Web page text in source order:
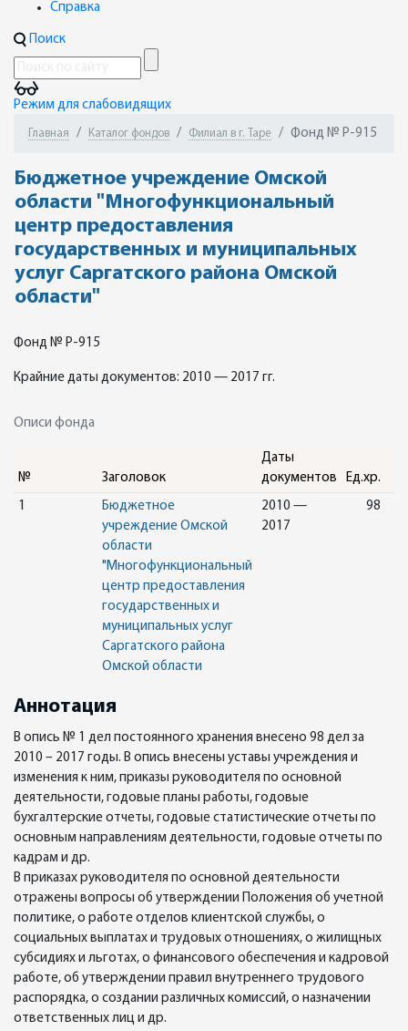
Справка
Поиск
Режим для слабовидящих
Главная Каталог фондов Филиал в г. Таре Фонд № Р-915
Бюджетное учреждение Омской
области "Многофункциональный
центр предоставления
государственных и муниципальных
услуг Саргатского района Омской
области"
Фонд № Р-915
Крайние даты документов: 2010 — 2017 гг.
Описи фонда
№ Заголовок
Даты
документов
Ед.хр.
1
Бюджетное
учреждение Омской
области
"Многофункциональный
центр предоставления
государственных и
муниципальных услуг
Саргатского района
Омской области
2010 —
2017
98
Аннотация
В опись № 1 дел постоянного хранения внесено 98 дел за
2010 – 2017 годы. В опись внесены уставы учреждения и
изменения к ним, приказы руководителя по основной
деятельности, годовые планы работы, годовые
бухгалтерские отчеты, годовые статистические отчеты по
основным направлениям деятельности, годовые отчеты по
кадрам и др.
В приказах руководителя по основной деятельности
отражены вопросы об утверждении Положения об учетной
политике, о работе отделов клиентской службы, о
социальных выплатах и трудовых отношениях, о жилищных
субсидиях и льготах, о финансового обеспечения и кадровой
работе, об утверждении правил внутреннего трудового
распорядка, о создании различных комиссий, о назначении
ответственных лиц и др.